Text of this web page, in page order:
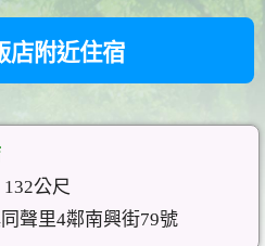
店附近住宿
公尺
聲里4鄰南興街79號